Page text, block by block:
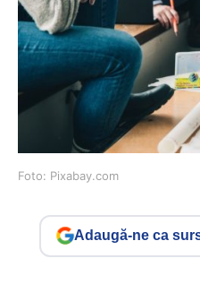
Foto: Pixabay.com
Adaugă-ne ca